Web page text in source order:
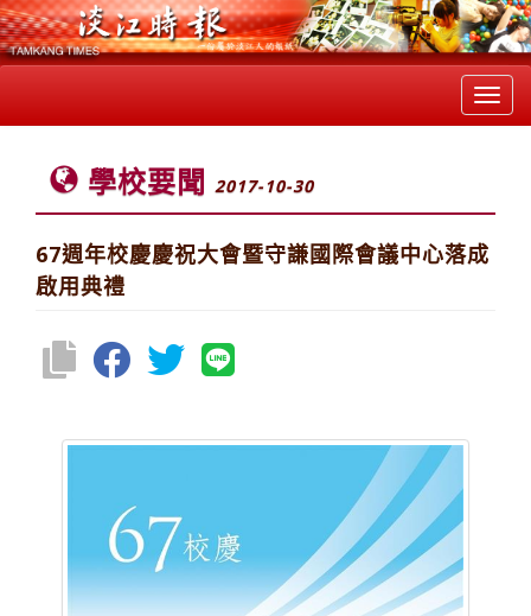
學校要聞 2017-10-30
67週年校慶慶祝大會暨守謙國際會議中心落成
啟用典禮